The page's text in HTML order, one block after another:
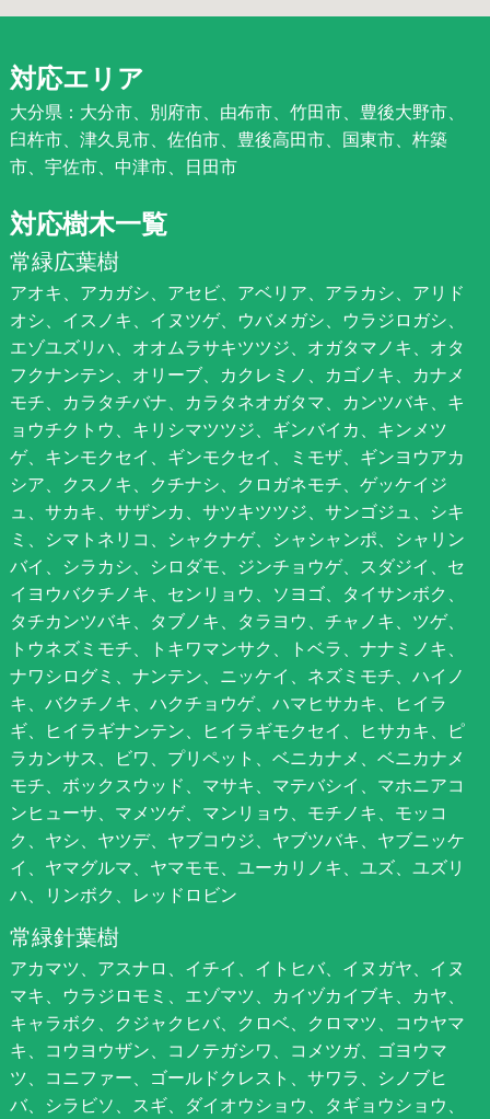
対応エリア
大分県：大分市、別府市、由布市、竹田市、豊後大野市、
臼杵市、津久見市、佐伯市、豊後高田市、国東市、杵築
市、宇佐市、中津市、日田市
対応樹木一覧
常緑広葉樹
アオキ、アカガシ、アセビ、アベリア、アラカシ、アリド
オシ、イスノキ、イヌツゲ、ウバメガシ、ウラジロガシ、
エゾユズリハ、オオムラサキツツジ、オガタマノキ、オタ
フクナンテン、オリーブ、カクレミノ、カゴノキ、カナメ
モチ、カラタチバナ、カラタネオガタマ、カンツバキ、キ
ョウチクトウ、キリシマツツジ、ギンバイカ、キンメツ
ゲ、キンモクセイ、ギンモクセイ、ミモザ、ギンヨウアカ
シア、クスノキ、クチナシ、クロガネモチ、ゲッケイジ
ュ、サカキ、サザンカ、サツキツツジ、サンゴジュ、シキ
ミ、シマトネリコ、シャクナゲ、シャシャンポ、シャリン
バイ、シラカシ、シロダモ、ジンチョウゲ、スダジイ、セ
イヨウバクチノキ、センリョウ、ソヨゴ、タイサンボク、
タチカンツバキ、タブノキ、タラヨウ、チャノキ、ツゲ、
トウネズミモチ、トキワマンサク、トベラ、ナナミノキ、
ナワシログミ、ナンテン、ニッケイ、ネズミモチ、ハイノ
キ、バクチノキ、ハクチョウゲ、ハマヒサカキ、ヒイラ
ギ、ヒイラギナンテン、ヒイラギモクセイ、ヒサカキ、ピ
ラカンサス、ビワ、プリペット、ベニカナメ、ベニカナメ
モチ、ボックスウッド、マサキ、マテバシイ、マホニアコ
ンヒューサ、マメツゲ、マンリョウ、モチノキ、モッコ
ク、ヤシ、ヤツデ、ヤブコウジ、ヤブツバキ、ヤブニッケ
イ、ヤマグルマ、ヤマモモ、ユーカリノキ、ユズ、ユズリ
ハ、リンボク、レッドロビン
常緑針葉樹
アカマツ、アスナロ、イチイ、イトヒバ、イヌガヤ、イヌ
マキ、ウラジロモミ、エゾマツ、カイヅカイブキ、カヤ、
キャラボク、クジャクヒバ、クロベ、クロマツ、コウヤマ
キ、コウヨウザン、コノテガシワ、コメツガ、ゴヨウマ
ツ、コニファー、ゴールドクレスト、サワラ、シノブヒ
バ、シラビソ、スギ、ダイオウショウ、タギョウショウ、